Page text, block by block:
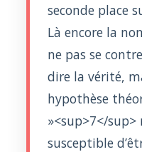
seconde place
Là encore la
ne pas se
dire la vérité,
hypothèse
»<sup>7</
susceptible